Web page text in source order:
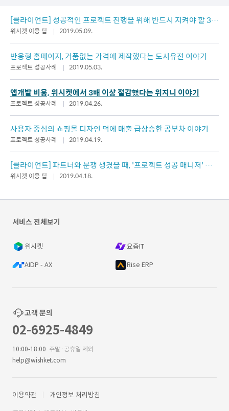
[클라이언트] 성공적인 프로젝트 진행을 위해 반드시 지켜야 할 3가
지
위시켓 이용 팁 2019.05.09.
반응형 홈페이지, 거품없는 가격에 제작했다는 도시유전 이야기
프로젝트 성공사례 2019.05.03.
앱개발 비용, 위시켓에서 3배 이상 절감했다는 위지니 이야기
프로젝트 성공사례 2019.04.26.
사용자 중심의 쇼핑몰 디자인 덕에 매출 급상승한 공부차 이야기
프로젝트 성공사례 2019.04.19.
[클라이언트] 파트너와 분쟁 생겼을 때, '프로젝트 성공 매니저' 활
용 TIP
위시켓 이용 팁 2019.04.18.
서비스 전체보기
위시켓 요즘IT
AIDP - AX Rise ERP
고객 문의
02-6925-4849
10:00-18:00 주말·공휴일 제외
help@wishket.com
이용약관 개인정보 처리방침